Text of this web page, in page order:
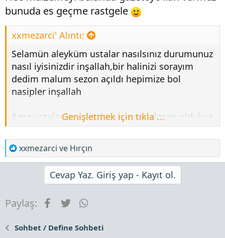
bunuda es geçme rastgele
xxmezarci' Alıntı:
Selamün aleyküm ustalar nasılsınız durumunuz
nasıl iyisinizdir inşallah,bir halinizi sorayım
dedim malum sezon açıldı hepimize bol
nasipler inşallah
Ama ustalar bu işlerde başarıya ulaşan oldukça
az ve açıkçası günden güne inancımı
yitiriyorum galiba bişey bulamayacağız evet
Allah'tan ümit kesilmez ama sanki kendimizi
bu işlerle boşuna avuttuğumuzu düşünüyorum
görüşleriniz neler
Genişletmek için tıkla ...
T
e
l
r
xxmezarci ve Hırçın
Cevap Yaz. Giriş yap - Kayıt ol.
Paylaş: Facebook
Twitter
Sohbet / Define Sohbeti